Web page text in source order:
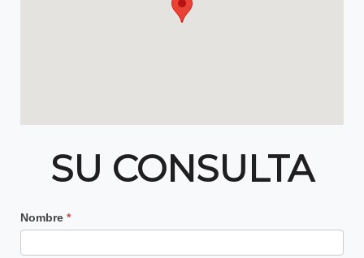
SU CONSULTA
Contacto
Principal
Nombre *